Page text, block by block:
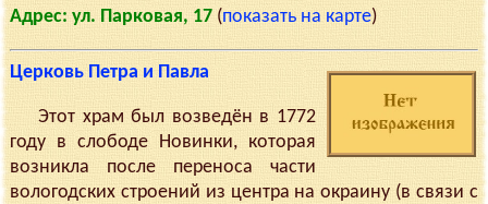
Адрес: ул. Парковая, 17(показать на карте)
Церковь Петра и Павла
Этот храм был возведён в 1772
году в слободе Новинки, которая
возникла после переноса части
вологодских строений из центра на окраину (в связи с